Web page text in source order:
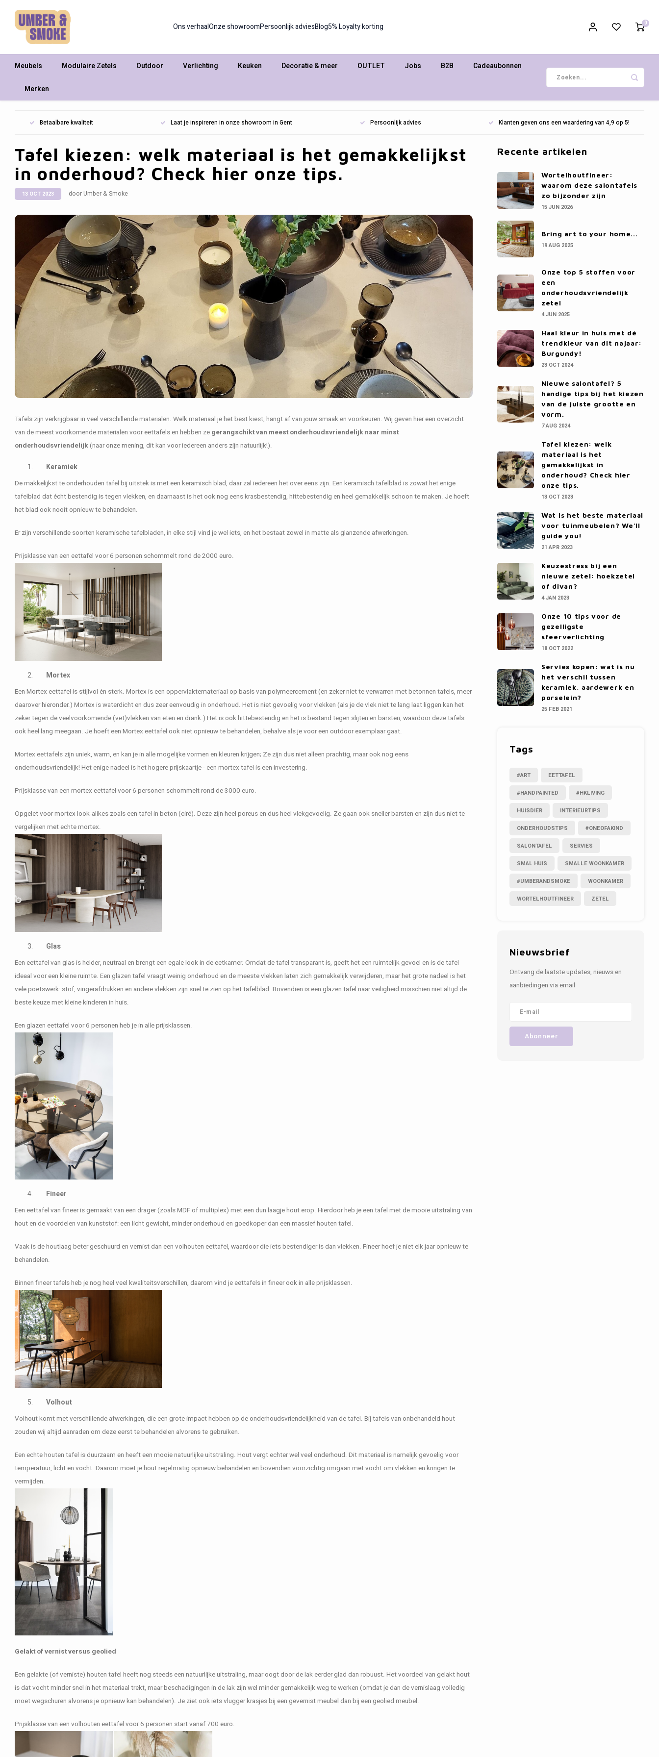
Ons verhaalOnze showroomPersoonlijk adviesBlog5% Loyalty korting 0
Meubels Modulaire Zetels Outdoor Verlichting Keuken Decoratie & meer OUTLET Jobs B2B Cadeaubonnen
Merken
Betaalbare kwaliteit Laat je inspireren in onze showroom in Gent Persoonlijk advies Klanten geven ons een waardering van 4,9 op 5!
Tafel kiezen: welk materiaal is het gemakkelijkst
in onderhoud? Check hier onze tips.
13 OCT 2023 door Umber & Smoke
Tafels zijn verkrijgbaar in veel verschillende materialen. Welk materiaal je het best kiest, hangt af van jouw smaak en voorkeuren. Wij geven hier een overzicht
van de meest voorkomende materialen voor eettafels en hebben ze gerangschikt van meest onderhoudsvriendelijk naar minst
onderhoudsvriendelijk(naar onze mening, dit kan voor iedereen anders zijn natuurlijk!).
Keramiek
De makkelijkst te onderhouden tafel bij uitstek is met een keramisch blad, daar zal iedereen het over eens zijn. Een keramisch tafelblad is zowat het enige
tafelblad dat écht bestendig is tegen vlekken, en daarnaast is het ook nog eens krasbestendig, hittebestendig en heel gemakkelijk schoon te maken. Je hoeft
het blad ook nooit opnieuw te behandelen.
Er zijn verschillende soorten keramische tafelbladen, in elke stijl vind je wel iets, en het bestaat zowel in matte als glanzende afwerkingen.
Prijsklasse van een eettafel voor 6 personen schommelt rond de 2000 euro.
Mortex
Een Mortex eettafel is stijlvol én sterk. Mortex is een oppervlaktemateriaal op basis van polymeercement (en zeker niet te verwarren met betonnen tafels, meer
daarover hieronder.) Mortex is waterdicht en dus zeer eenvoudig in onderhoud. Het is niet gevoelig voor vlekken (als je de vlek niet te lang laat liggen kan het
zeker tegen de veelvoorkomende (vet)vlekken van eten en drank.) Het is ook hittebestendig en het is bestand tegen slijten en barsten, waardoor deze tafels
ook heel lang meegaan. Je hoeft een Mortex eettafel ook niet opnieuw te behandelen, behalve als je voor een outdoor exemplaar gaat.
Mortex eettafels zijn uniek, warm, en kan je in alle mogelijke vormen en kleuren krijgen; Ze zijn dus niet alleen prachtig, maar ook nog eens
onderhoudsvriendelijk! Het enige nadeel is het hogere prijskaartje - een mortex tafel is een investering.
Prijsklasse van een mortex eettafel voor 6 personen schommelt rond de 3000 euro.
Opgelet voor mortex look-alikes zoals een tafel in beton (ciré). Deze zijn heel poreus en dus heel vlekgevoelig. Ze gaan ook sneller barsten en zijn dus niet te
vergelijken met echte mortex.
Glas
Een eettafel van glas is helder, neutraal en brengt een egale look in de eetkamer. Omdat de tafel transparant is, geeft het een ruimtelijk gevoel en is de tafel
ideaal voor een kleine ruimte. Een glazen tafel vraagt weinig onderhoud en de meeste vlekken laten zich gemakkelijk verwijderen, maar het grote nadeel is het
vele poetswerk: stof, vingerafdrukken en andere vlekken zijn snel te zien op het tafelblad. Bovendien is een glazen tafel naar veiligheid misschien niet altijd de
beste keuze met kleine kinderen in huis.
Een glazen eettafel voor 6 personen heb je in alle prijsklassen.
Fineer
Een eettafel van fineer is gemaakt van een drager (zoals MDF of multiplex) met een dun laagje hout erop. Hierdoor heb je een tafel met de mooie uitstraling van
hout en de voordelen van kunststof: een licht gewicht, minder onderhoud en goedkoper dan een massief houten tafel.
Vaak is de houtlaag beter geschuurd en vernist dan een volhouten eettafel, waardoor die iets bestendiger is dan vlekken. Fineer hoef je niet elk jaar opnieuw te
behandelen.
Binnen fineer tafels heb je nog heel veel kwaliteitsverschillen, daarom vind je eettafels in fineer ook in alle prijsklassen.
Volhout
Volhout komt met verschillende afwerkingen, die een grote impact hebben op de onderhoudsvriendelijkheid van de tafel. Bij tafels van onbehandeld hout
zouden wij altijd aanraden om deze eerst te behandelen alvorens te gebruiken.
Een echte houten tafel is duurzaam en heeft een mooie natuurlijke uitstraling. Hout vergt echter wel veel onderhoud. Dit materiaal is namelijk gevoelig voor
temperatuur, licht en vocht. Daarom moet je hout regelmatig opnieuw behandelen en bovendien voorzichtig omgaan met vocht om vlekken en kringen te
vermijden.
Gelakt of vernist versus geolied
Een gelakte (of verniste) houten tafel heeft nog steeds een natuurlijke uitstraling, maar oogt door de lak eerder glad dan robuust. Het voordeel van gelakt hout
is dat vocht minder snel in het materiaal trekt, maar beschadigingen in de lak zijn wel minder gemakkelijk weg te werken (omdat je dan de vernislaag volledig
moet wegschuren alvorens je opnieuw kan behandelen). Je ziet ook iets vlugger krasjes bij een gevernist meubel dan bij een geolied meubel.
Prijsklasse van een volhouten eettafel voor 6 personen start vanaf 700 euro.
Recente artikelen
Wortelhoutfineer:
waarom deze salontafels
zo bijzonder zijn
15 JUN 2026
Bring art to your home...
19 AUG 2025
Onze top 5 stoffen voor
een
onderhoudsvriendelijk
zetel
4 JUN 2025
Haal kleur in huis met dé
trendkleur van dit najaar:
Burgundy!
23 OCT 2024
Nieuwe salontafel? 5
handige tips bij het kiezen
van de juiste grootte en
vorm.
7 AUG 2024
Tafel kiezen: welk
materiaal is het
gemakkelijkst in
onderhoud? Check hier
onze tips.
13 OCT 2023
Wat is het beste materiaal
voor tuinmeubelen? We'll
guide you!
21 APR 2023
Keuzestress bij een
nieuwe zetel: hoekzetel
of divan?
4 JAN 2023
Onze 10 tips voor de
gezelligste
sfeerverlichting
18 OCT 2022
Servies kopen: wat is nu
het verschil tussen
keramiek, aardewerk en
porselein?
25 FEB 2021
Tags
#ART EETTAFEL
#HANDPAINTED #HKLIVING
HUISDIER INTERIEURTIPS
ONDERHOUDSTIPS #ONEOFAKIND
SALONTAFEL SERVIES
SMAL HUIS SMALLE WOONKAMER
#UMBERANDSMOKE WOONKAMER
WORTELHOUTFINEER ZETEL
Nieuwsbrief
Ontvang de laatste updates, nieuws en
aanbiedingen via email
Abonneer